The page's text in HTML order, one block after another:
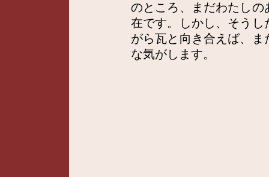
のところ、まだわたし
在です。しかし、そう
がら瓦と向き合えば、
な気がします。